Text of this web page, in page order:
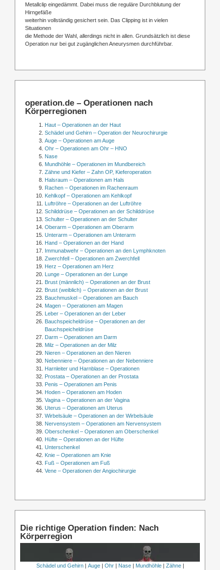
Metallclip eingedämmt. Dabei muss die reguläre Durchblutung der
Hirngefäße
weiterhin vollständig gesichert sein. Das Clipping ist in vielen
Situationen
die Methode der Wahl, allerdings nicht in allen. Grundsätzlich ist diese
Operation nur bei gut zugänglichen Aneurysmen durchführbar.
operation.de – Operationen nach
Körperregionen
Haut – Operationen an der Haut
Schädel und Gehirn – Operation der Neurochirurgie
Auge – Operationen am Auge
Ohr – Operationen am Ohr – HNO
Nase
Mundhöhle – Operationen im Mundbereich
Zähne und Kiefer – Zahn OP, Kieferoperation
Halsraum – Operationen am Hals
Rachen – Operationen im Rachenraum
Kehlkopf – Operationen am Kehlkopf
Luftröhre – Operationen an der Luftröhre
Schilddrüse – Operationen an der Schilddrüse
Schulter – Operationen an der Schulter
Oberarm – Operationen am Oberarm
Unterarm – Operationen am Unterarm
Hand – Operationen an der Hand
Immunabwehr – Operationen an den Lymphknoten
Zwerchfell – Operationen am Zwerchfell
Herz – Operationen am Herz
Lunge – Operationen an der Lunge
Brust (männlich) – Operationen an der Brust
Brust (weiblich) – Operationen an der Brust
Bauchmuskel – Operationen am Bauch
Magen – Operationen am Magen
Leber – Operationen an der Leber
Bauchspeicheldrüse – Operationen an der
Bauchspeicheldrüse
Darm – Operationen am Darm
Milz – Operationen an der Milz
Nieren – Operationen an den Nieren
Nebenniere – Operationen an der Nebenniere
Harnleiter und Harnblase – Operationen
Prostata – Operationen an der Prostata
Penis – Operationen am Penis
Hoden – Operationen am Hoden
Vagina – Operationen an der Vagina
Uterus – Operationen am Uterus
Wirbelsäule – Operationen an der Wirbelsäule
Nervensystem – Operationen am Nervensystem
Oberschenkel – Operationen am Oberschenkel
Hüfte – Operationen an der Hüfte
Unterschenkel
Knie – Operationen am Knie
Fuß – Operationen am Fuß
Vene – Operationen der Angiochirurgie
Die richtige Operation finden: Nach
Körperregion
Schädel und Gehirn| Auge| Ohr| Nase| Mundhöhle| Zähne|